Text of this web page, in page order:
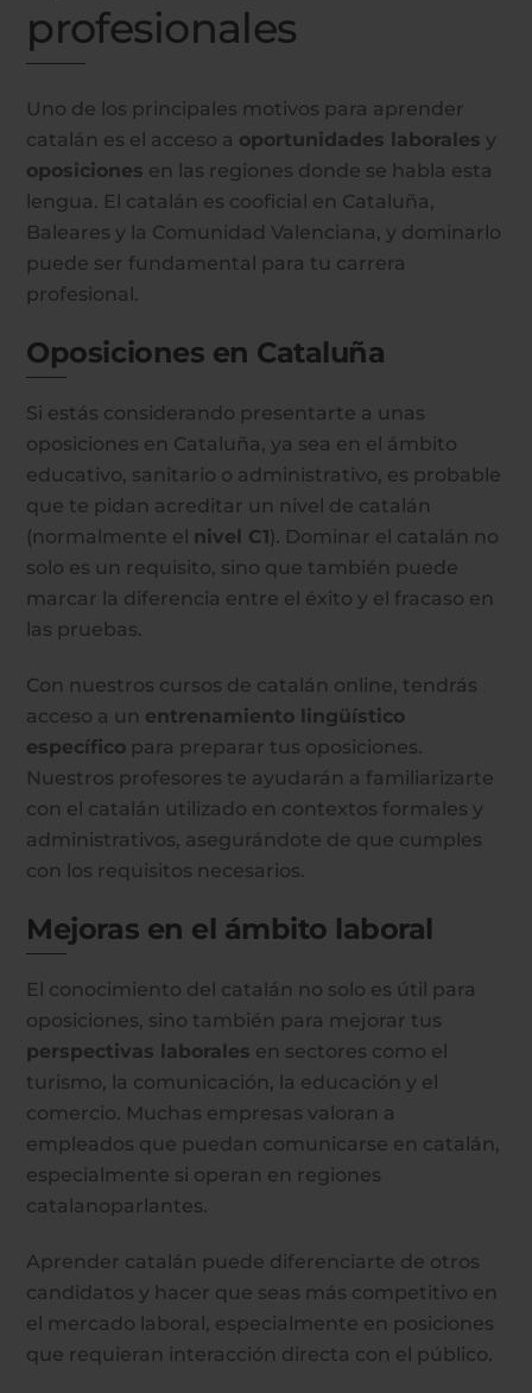
profesionales
Uno de los principales motivos para aprender
catalán es el acceso a oportunidades laborales y
oposiciones en las regiones donde se habla esta
lengua. El catalán es cooficial en Cataluña,
Baleares y la Comunidad Valenciana, y dominarlo
puede ser fundamental para tu carrera
profesional.
Oposiciones en Cataluña
Si estás considerando presentarte a unas
oposiciones en Cataluña, ya sea en el ámbito
educativo, sanitario o administrativo, es probable
que te pidan acreditar un nivel de catalán
(normalmente el nivel C1). Dominar el catalán no
solo es un requisito, sino que también puede
marcar la diferencia entre el éxito y el fracaso en
las pruebas.
Con nuestros cursos de catalán online, tendrás
acceso a un entrenamiento lingüístico
específico para preparar tus oposiciones.
Nuestros profesores te ayudarán a familiarizarte
con el catalán utilizado en contextos formales y
administrativos, asegurándote de que cumples
con los requisitos necesarios.
Mejoras en el ámbito laboral
El conocimiento del catalán no solo es útil para
oposiciones, sino también para mejorar tus
perspectivas laborales en sectores como el
turismo, la comunicación, la educación y el
comercio. Muchas empresas valoran a
empleados que puedan comunicarse en catalán,
especialmente si operan en regiones
catalanoparlantes.
Aprender catalán puede diferenciarte de otros
candidatos y hacer que seas más competitivo en
el mercado laboral, especialmente en posiciones
que requieran interacción directa con el público.